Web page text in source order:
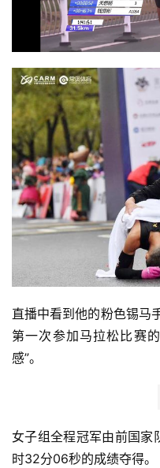
直播中看到他的粉色锡马
第一次参加马拉松比赛
感”。
女子组全程冠军由前国家
时32分06秒的成绩夺得。